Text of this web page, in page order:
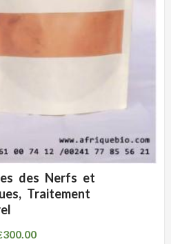
des Nerfs et
Traitement
300.00